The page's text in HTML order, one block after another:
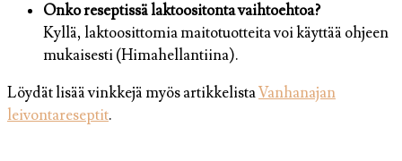
Onko reseptissä laktoositonta vaihtoehtoa?
Kyllä, laktoosittomia maitotuotteita voi käyttää ohjeen
mukaisesti (Himahellantiina).
Löydät lisää vinkkejä myös artikkelistaVanhanajan
leivontareseptit.